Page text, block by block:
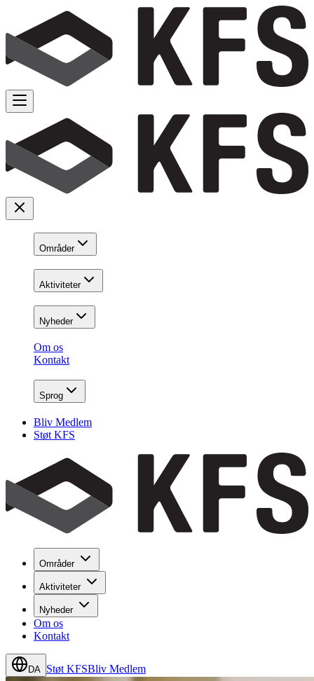
Områder
Aktiviteter
Nyheder
Om os
Kontakt
Sprog
Bliv Medlem
Støt KFS
Områder
Aktiviteter
Nyheder
Om os
Kontakt
DA Støt KFSBliv Medlem